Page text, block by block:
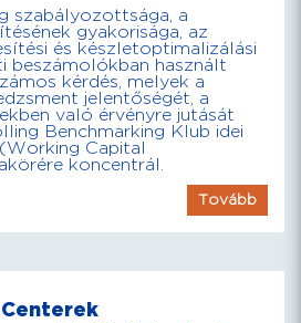
szabályozottsága, a
gyakorisága, az
és készletoptimalizálási
beszámolókban használt
kérdés, melyek a
jelentőségét, a
való érvényre jutását
Benchmarking Klub idei
Capital
koncentrál.
Tovább